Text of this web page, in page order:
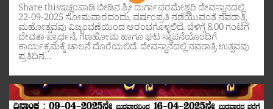
Share thisಇಚ್ಲಂಪಾಡಿ ಬೀಡಿನ ಶ್ರೀ ದುರ್ಗಾಪರಮೇಶ್ವರಿ ದೇವಸ್ಥಾನದಲ್ಲಿ
22-09-2025 ಸೋಮವಾರದಂದು, ವರ್ಷಂಪ್ರತಿ ನಡೆಯುವಂತೆ ನವರಾತ್ರಿ
ಮಹೋತ್ಸವವು ವಿಜೃಂಭಣೆಯಿಂದ ಆರಂಭಗೊಳ್ಳಲಿದೆ. ಬೆಳಿಗ್ಗೆ 8.00 ಗಂಟೆಗೆ
ದೇವತಾ ಪ್ರಾರ್ಥನೆ, ಗಣಹೋಮ ಹಾಗೂ ಘಟ ಸ್ಥಾಪನೆಯೊಂದಿಗೆ
ಕಾರ್ಯಕ್ರಮಕ್ಕೆ ಚಾಲನೆ ದೊರೆಯಲಿದೆ. ದೇವಸ್ಥಾನದಲ್ಲಿ ನವರಾತ್ರಿ ಉತ್ಸವವು
ಪ್ರತಿದಿನ…